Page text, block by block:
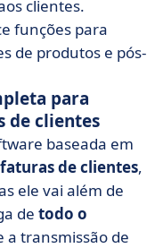
clientes.
funções para
de produtos e pós-
para
de clientes
baseada em
de clientes,
ele vai além de
de todo o
a transmissão de